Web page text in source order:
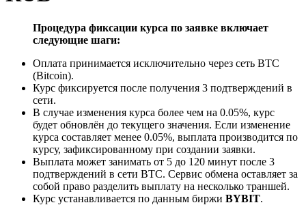
Процедура фиксации курса по заявке включает
следующие шаги:
Оплата принимается исключительно через сеть BTC
(Bitcoin).
Курс фиксируется после получения 3 подтверждений в
сети.
В случае изменения курса более чем на 0.05%, курс
будет обновлён до текущего значения. Если изменение
курса составляет менее 0.05%, выплата производится по
курсу, зафиксированному при создании заявки.
Выплата может занимать от 5 до 120 минут после 3
подтверждений в сети BTC. Сервис обмена оставляет за
собой право разделить выплату на несколько траншей.
Курс устанавливается по данным биржи BYBIT.